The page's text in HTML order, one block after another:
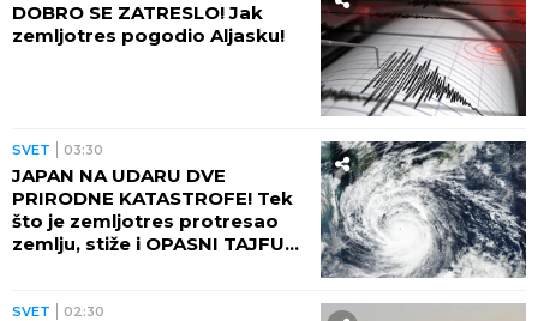
DOBRO SE ZATRESLO! Jak
zemljotres pogodio Aljasku!
SVET 03:30
JAPAN NA UDARU DVE
PRIRODNE KATASTROFE! Tek
što je zemljotres protresao
zemlju, stiže i OPASNI TAJFUN:
SVET 02:30